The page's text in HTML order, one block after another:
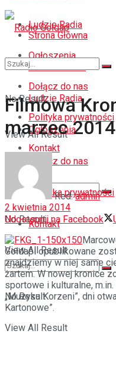
Ludzie Radia
Ogłoszenia
Dołącz do nas
Polityka prywatności
Kontakt
No Result
View All Result
Strona Główna
Pozdrowienia
Ludzie Radia
Ogłoszenia
Dołącz do nas
Polityka prywatności
Kontakt
No Result
View All Result
No Result
View All Result
Filmowa
marzec 2014
Red. admin
2 kwietnia 2014
Udostępnij na Facebook
Gołdapi opublikowane
znajdziemy w niej same
żartem. W nowej kronice
sportowe i kulturalne,
„Muzyka Korzeni”, dni
Kartonowe”.